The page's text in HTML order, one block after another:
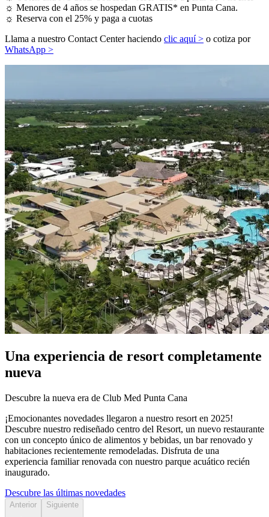
☼ Menores de 4 años se hospedan GRATIS* en Punta Cana.
☼ Reserva con el 25% y paga a cuotas
Llama a nuestro Contact Center haciendo clic aquí > o cotiza por
WhatsApp >
Una experiencia de resort completamente
nueva
Descubre la nueva era de Club Med Punta Cana
¡Emocionantes novedades llegaron a nuestro resort en 2025!
Descubre nuestro rediseñado centro del Resort, un nuevo restaurante
con un concepto único de alimentos y bebidas, un bar renovado y
habitaciones recientemente remodeladas. Disfruta de una
experiencia familiar renovada con nuestro parque acuático recién
inaugurado.
Descubre las últimas novedades
Anterior Siguiente